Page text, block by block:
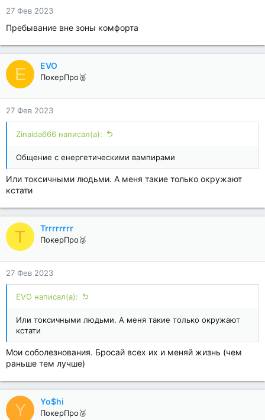
27 Фев 2023
Пребывание вне зоны комфорта
E EVO
ПокерПро🥈
27 Фев 2023
Zinaida666 написал(а):
Общение с енергетическими вампирами
Или токсичными людьми. А меня такие только окружают
кстати
T Trrrrrrrr
ПокерПро🥈
27 Фев 2023
EVO написал(а):
Или токсичными людьми. А меня такие только окружают
кстати
Мои соболезнования. Бросай всех их и меняй жизнь (чем
раньше тем лучше)
Y Yo$hi
ПокерПро🥈